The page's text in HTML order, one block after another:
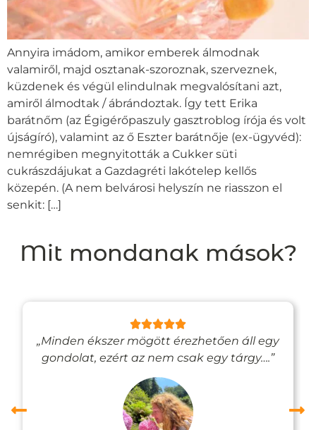
Annyira imádom, amikor emberek álmodnak
valamiről, majd osztanak-szoroznak, szerveznek,
küzdenek és végül elindulnak megvalósítani azt,
amiről álmodtak / ábrándoztak. Így tett Erika
barátnőm (az Égigérőpaszuly gasztroblog írója és volt
újságíró), valamint az ő Eszter barátnője (ex-ügyvéd):
nemrégiben megnyitották a Cukker süti
cukrászdájukat a Gazdagréti lakótelep kellős
közepén. (A nem belvárosi helyszín ne riasszon el
senkit: […]
Mit mondanak mások?
„Minden ékszer mögött érezhetően áll egy
gondolat, ezért az nem csak egy tárgy….”